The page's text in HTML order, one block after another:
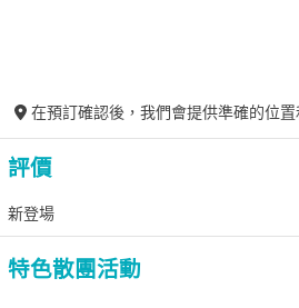
在預訂確認後，我們會提供準確的位置
評價
新登場
特色散團活動